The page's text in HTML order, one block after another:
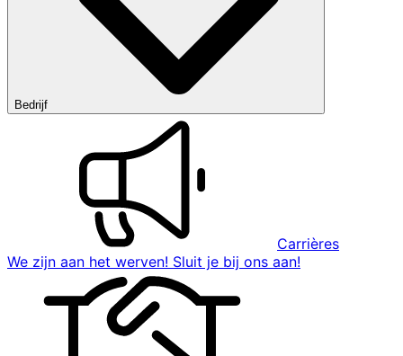
Bedrijf
Carrières
We zijn aan het werven! Sluit je bij ons aan!